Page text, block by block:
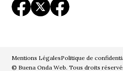
Mentions LégalesPolitique de
© Buena Onda Web. Tous droits